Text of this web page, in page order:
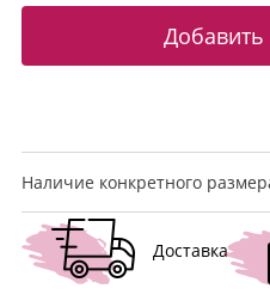
Наличие конкретного
Доставка